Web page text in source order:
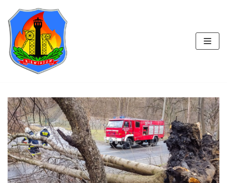
Przejdź
do
treści